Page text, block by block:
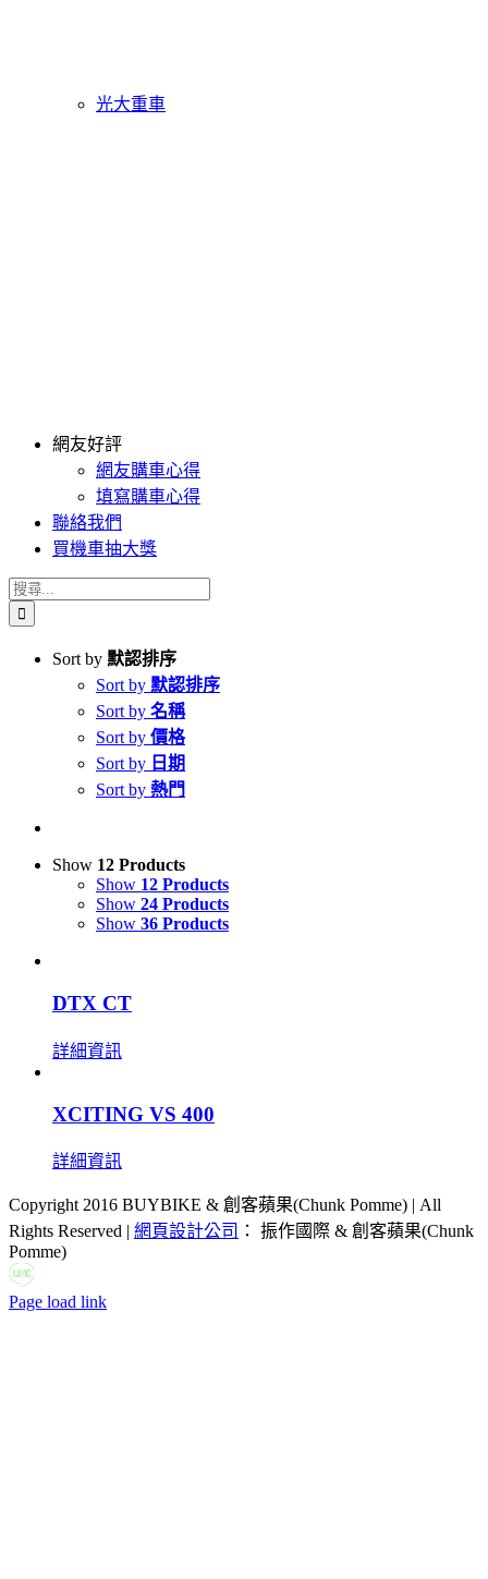
光大重車
網友好評
網友購車心得
填寫購車心得
聯絡我們
買機車抽大獎
搜
索
Sort by 默認排序
Sort by 默認排序
Sort by 名稱
Sort by 價格
Sort by 日期
Sort by 熱門
Show 12 Products
Show 12 Products
Show 24 Products
Show 36 Products
DTX CT
詳細資訊
XCITING VS 400
詳細資訊
Copyright 2016 BUYBIKE & 創客蘋果(Chunk Pomme) | All
Rights Reserved | 網頁設計公司 ： 振作國際 & 創客蘋果(Chunk
Pomme)
LINEFacebook
Email:
Page load link